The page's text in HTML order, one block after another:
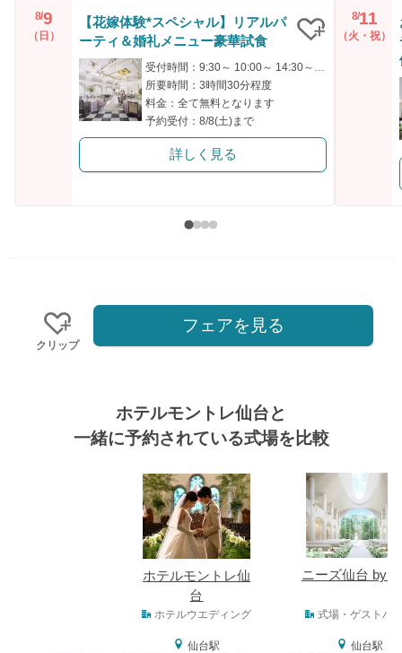
8/9
（日）
【花嫁体験*スペシャル】リアルパ
ーティ＆婚礼メニュー豪華試食
所要時間：3時間30分程度
料金：全て無料となります
予約受付：8/8(土)まで
詳しく見る
8/11
（火・祝）
クリップ
フェアを見る
ホテルモントレ仙台と
一緒に予約されている式場を比較
ホテルモントレ仙
台
ニーズ仙台 by
ホテルウエディング 式場・ゲストハ
仙台駅
仙台駅